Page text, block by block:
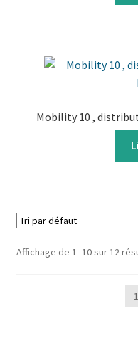
Mobility 10 ,
Affichage de 1–10 sur 12
1